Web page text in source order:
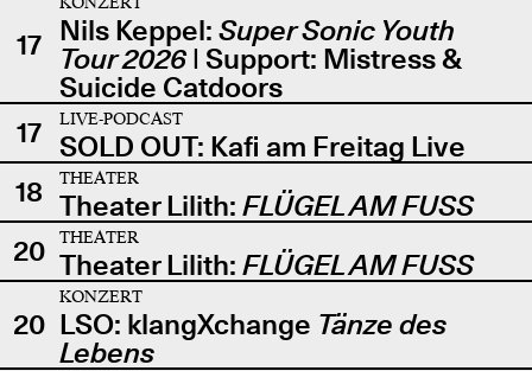
17 Nils Keppel: Super Sonic Youth
Tour 2026| Support: Mistress &
Suicide Catdoors
17
LIVE-PODCAST
SOLD OUT: Kafi am Freitag Live
18
THEATER
Theater Lilith: FLÜGEL AM FUSS
20
THEATER
Theater Lilith: FLÜGEL AM FUSS
20
KONZERT
LSO: klangXchange Tänze des
Lebens